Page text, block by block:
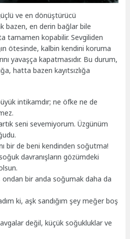
ve en dönüştürücü
bazen, en derin bağlar bile
tamamen kopabilir. Sevgiliden
ötesinde, kalbin kendini koruma
yavaşça kapatmasıdır. Bu durum,
hatta bazen kayıtsızlığa
intikamdır; ne öfke ne de
seni sevemiyorum. Üzgünüm
bir de beni kendinden soğutma!
davranışların gözümdeki
ondan bir anda soğumak daha da
ki, aşk sandığım şey meğer boş
değil, küçük soğukluklar ve